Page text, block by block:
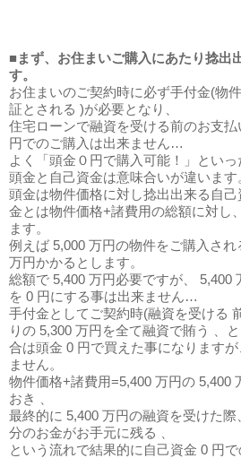
■まず、お住まいご購入にあたり捻出
す。
お住まいのご契約時に必ず手付金(物
証とされる )が必要となり、
住宅ローンで融資を受ける前のお支
円でのご購入は出来ません…
よく「頭金０円で購入可能！」といっ
頭金と自己資金は意味合いが違います
頭金は物件価格に対し捻出出来る自
金とは物件価格+諸費用の総額に対し
ます。
例えば 5,000 万円の物件をご購入さ
万円かかるとします。
総額で 5,400 万円必要ですが、 5,400
を 0 円にする事は出来ません…
手付金としてご契約時(融資を受ける
りの 5,300 万円を全て融資で賄う 、
合は頭金 0 円で買えた事になります
ません。
物件価格+諸費用=5,400 万円の 5,400
おき 、
最終的に 5,400 万円の融資を受けた
分のお金がお手元に残る 、
という流れで結果的に自己資金 0 円